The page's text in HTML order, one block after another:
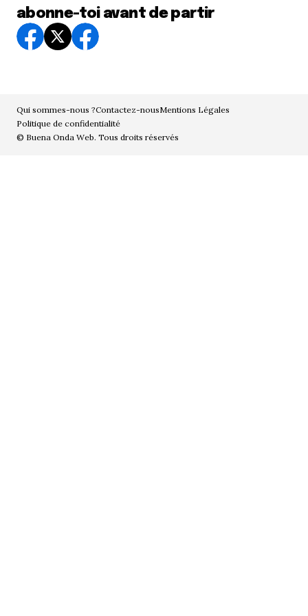
abonne-toi avant de partir
Qui sommes-nous ?Contactez-nousMentions Légales
Politique de confidentialité
© Buena Onda Web. Tous droits réservés